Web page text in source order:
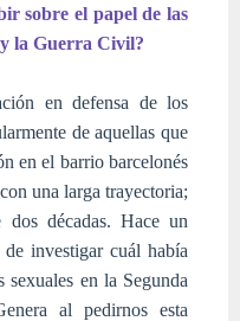
sobre el papel de las
la Guerra Civil?
en defensa de los
de aquellas que
en el barrio barcelonés
una larga trayectoria;
dos décadas. Hace un
investigar cuál había
sexuales en la Segunda
al pedirnos esta